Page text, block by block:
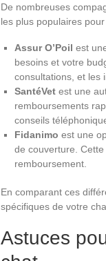
De nombreuses
les plus populaires
Assur O’Poil est
besoins et votre
consultations, et les
SantéVet est une
remboursements
conseils
Fidanimo est une
de couverture.
remboursement.
En comparant ces
spécifiques de votre
Astuces